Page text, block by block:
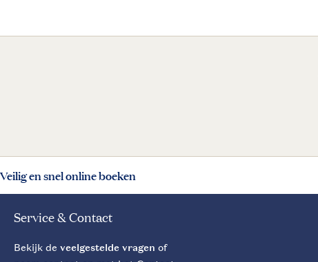
Veilig en snel online boeken
Service & Contact
Bekijk de veelgestelde vragen of